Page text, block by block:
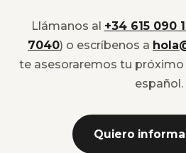
Llámanos al +34 615 090
7040) o escríbenos a
te asesoraremos tu
español.
Quiero